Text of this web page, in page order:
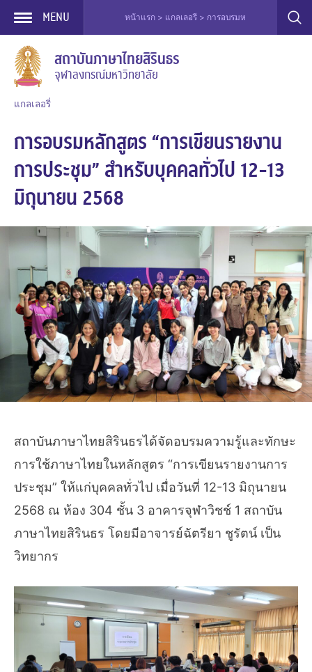
Skip
content
MENUหน้าแรก > แกลเลอรี > การอบรมหลักสูตร “การเขียนรายงานการปร
สถาบันภาษาไทยสิรินธร
จุฬาลงกรณ์มหาวิทยาลัย
แกลเลอรี่
การอบรมหลักสูตร “การเขียนรายงาน
การประชุม” สำหรับบุคคลทั่วไป 12-13
มิถุนายน 2568
สถาบันภาษาไทยสิรินธรได้จัดอบรมความรู้และทักษะ
การใช้ภาษาไทยในหลักสูตร “การเขียนรายงานการ
ประชุม” ให้แก่บุคคลทั่วไป เมื่อวันที่ 12-13 มิถุนายน
2568 ณ ห้อง 304 ชั้น 3 อาคารจุฬาวิชช์ 1 สถาบัน
ภาษาไทยสิรินธร โดยมีอาจารย์ฉัตรียา ชูรัตน์ เป็น
วิทยากร